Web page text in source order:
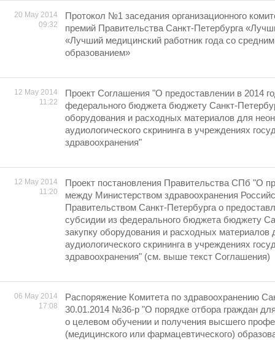
20 May 2014
09:32
Протокол №1 заседания организационного
премий Правительства Санкт-Петербурга
«Лучший медицинский работник года со
образованием»
12 May 2014
11:22
Проект Соглашения "О предоставлении в 2014
федерального бюджета бюджету Санкт-
оборудования и расходных материалов для
аудиологического скрининга в учреждениях
здравоохранения"
12 May 2014
11:20
Проект постановления Правительства СПб "О
между Министерством здравоохранения
Правительством Санкт-Петербурга о
субсидии из федерального бюджета бюджету
закупку оборудования и расходных материалов
аудиологического скрининга в учреждениях
здравоохранения" (см. выше текст Соглашения)
06 May 2014
17:08
Распоряжение Комитета по здравоохранению
30.01.2014 №36-р "О порядке отбора граждан
о целевом обучении и получения высшего
(медицинского или фармацевтического)